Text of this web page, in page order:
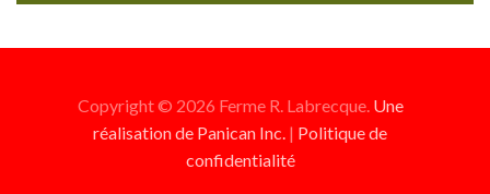
Copyright © 2026 Ferme R. Labrecque. Une
réalisation de Panican Inc. | Politique de
confidentialité